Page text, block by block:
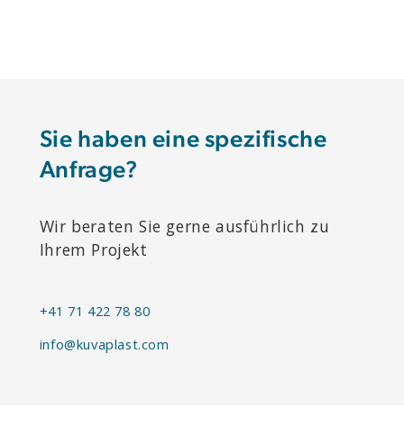
Sie haben eine spezifische
Anfrage?
Wir beraten Sie gerne ausführlich zu
Ihrem Projekt
+41 71 422 78 80
info@kuvaplast.com